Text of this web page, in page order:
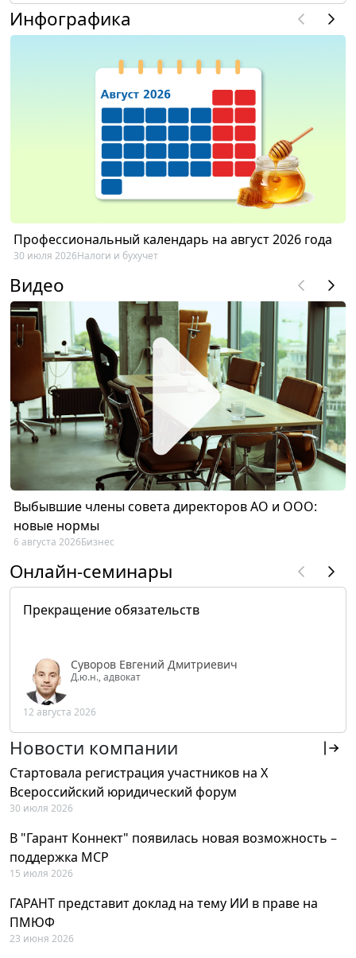
Инфографика
Профессиональный календарь на август 2026 года
30 июля 2026Налоги и бухучет
Видео
Выбывшие члены совета директоров АО и ООО:
новые нормы
6 августа 2026Бизнес
Онлайн-семинары
Прекращение обязательств
Суворов Евгений Дмитриевич
Д.ю.н., адвокат
12 августа 2026
Новости компании
Стартовала регистрация участников на X
Всероссийский юридический форум
30 июля 2026
В "Гарант Коннект" появилась новая возможность –
поддержка MCP
15 июля 2026
ГАРАНТ представит доклад на тему ИИ в праве на
ПМЮФ
23 июня 2026